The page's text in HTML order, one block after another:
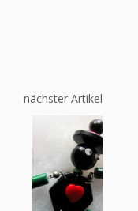
nächster Artikel